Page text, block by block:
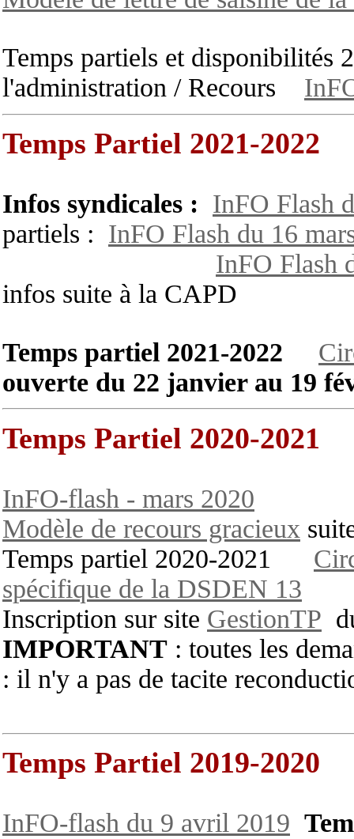
Temps partiels et disponibilités
l'administration / Recours
Temps Partiel 2021-2022
Infos syndicales : InFO Flash
partiels : InFO Flash du 16
InFO Flash
infos suite à la CAPD
Temps partiel 2021-2022
ouverte du 22 janvier au 19
Temps Partiel 2020-2021
InFO-flash - mars 2020
Modèle de recours gracieux
Temps partiel 2020-2021
spécifique de la DSDEN 13
Inscription sur site GestionTP
IMPORTANT : toutes les
: il n'y a pas de tacite
Temps Partiel 2019-2020
InFO-flash du 9 avril 2019